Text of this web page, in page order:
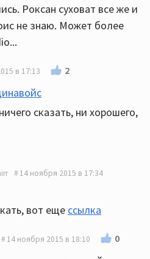
Роксан суховат все же и
не знаю. Может более
в 17:13 2
сказать, ни хорошего,
14 ноября 2015 в 17:34
вот еще ссылка
14 ноября 2015 в 18:10 0